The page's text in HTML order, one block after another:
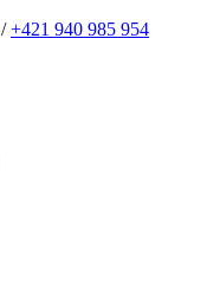
/+421 940 985 954